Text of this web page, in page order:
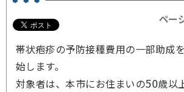
ペー
帯状疱疹の予防接種費用の一部助成
始します。
対象者は、本市にお住まいの50歳以